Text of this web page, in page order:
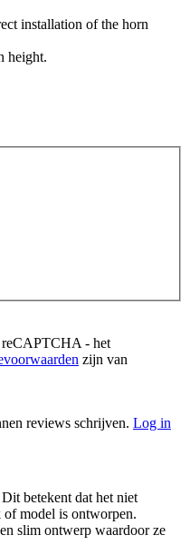
installation of the horn
height.
- het
zijn van
reviews schrijven. Log in
betekent dat het niet
of model is ontworpen.
slim ontwerp waardoor ze